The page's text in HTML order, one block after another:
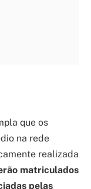
que os
na rede
realizada
matriculados
pelas